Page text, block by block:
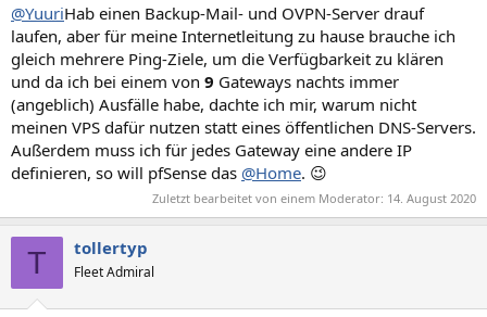
@YuuriHab einen Backup-Mail- und OVPN-Server drauf
laufen, aber für meine Internetleitung zu hause brauche ich
gleich mehrere Ping-Ziele, um die Verfügbarkeit zu klären
und da ich bei einem von 9 Gateways nachts immer
(angeblich) Ausfälle habe, dachte ich mir, warum nicht
meinen VPS dafür nutzen statt eines öffentlichen DNS-Servers.
Außerdem muss ich für jedes Gateway eine andere IP
definieren, so will pfSense das @Home. 😉
Zuletzt bearbeitet von einem Moderator: 14. August 2020
T tollertyp
Fleet Admiral